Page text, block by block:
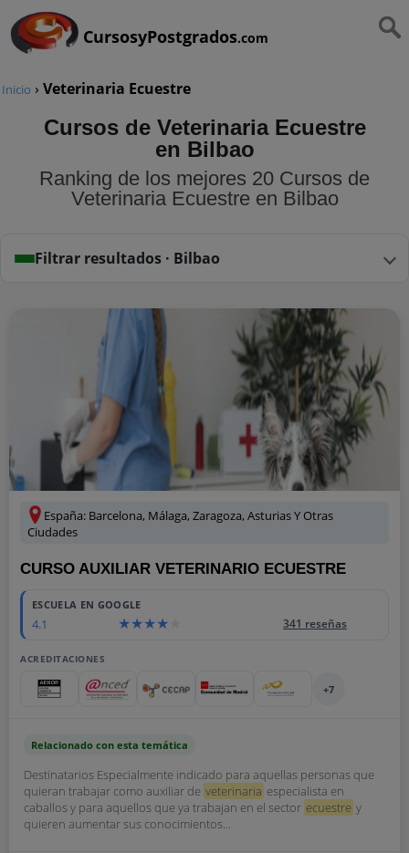
CursosyPostgrados.com
Inicio › Veterinaria Ecuestre
Cursos de Veterinaria Ecuestre
en Bilbao
Ranking de los mejores 20 Cursos de
Veterinaria Ecuestre en Bilbao
Filtrar resultados · Bilbao
España: Barcelona, Málaga, Zaragoza, Asturias Y Otras
Ciudades
CURSO AUXILIAR VETERINARIO ECUESTRE
ESCUELA EN GOOGLE
4.1 341 reseñas
ACREDITACIONES
+7
Relacionado con esta temática
Destinatarios Especialmente indicado para aquellas personas que
quieran trabajar como auxiliar de veterinaria especialista en
caballos y para aquellos que ya trabajan en el sector ecuestre y
quieren aumentar sus conocimientos...